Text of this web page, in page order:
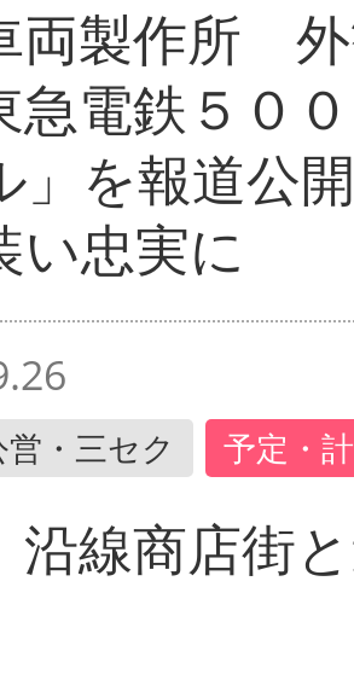
両製作所
電鉄５０
」を報道公
い忠実に
・三セク 予定・
線商店街